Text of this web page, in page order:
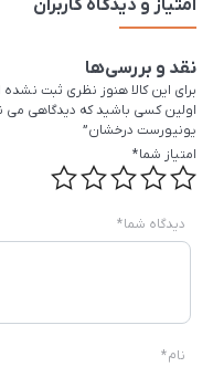
امتیاز و دیدگاه کاربران
نقد و بررسی‌ها
برای این کالا هنوز نظری ثبت
اولین کسی باشید که دیدگاهی
یونیورست درخشان”
امتیاز شما*
دیدگاه شما*
نام*